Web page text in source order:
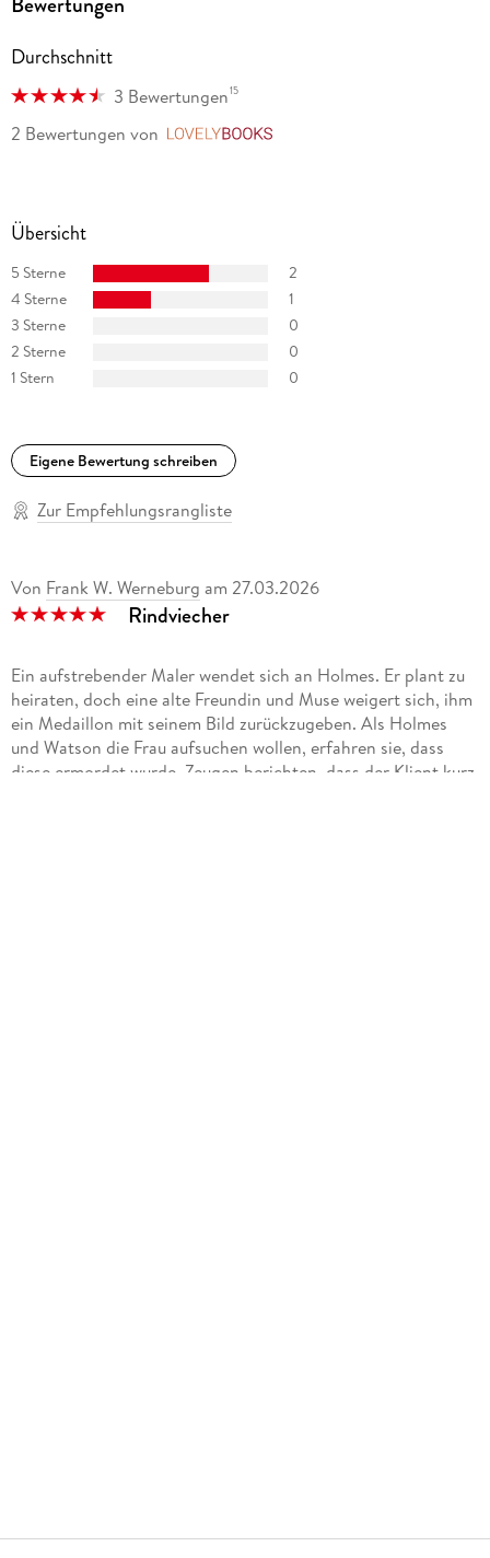
Durchschnitt
3 Bewertungen15
2 Bewertungen von
Übersicht
5 Sterne
2
4 Sterne
1
3 Sterne
0
2 Sterne
0
1 Stern
0
Eigene Bewertung schreiben
Zur Empfehlungsrangliste
Von Frank W. Werneburg am 27.03.2026
Rindviecher
Ein aufstrebender Maler wendet sich an Holmes. Er plant zu
heiraten, doch eine alte Freundin und Muse weigert sich, ihm
ein Me­daillon mit seinem Bild zu­rück­zu­geben. Als Holmes
und Watson die Frau auf­suchen wollen, er­fahren sie, dass
diese er­mordet wurde. Zeugen be­richten, dass der Klient kurz